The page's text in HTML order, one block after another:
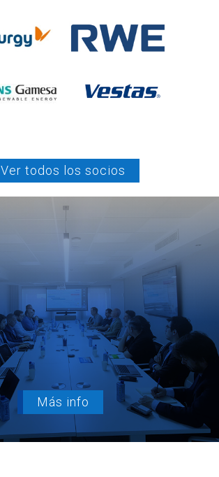
Ver todos los socios
socio
Más info